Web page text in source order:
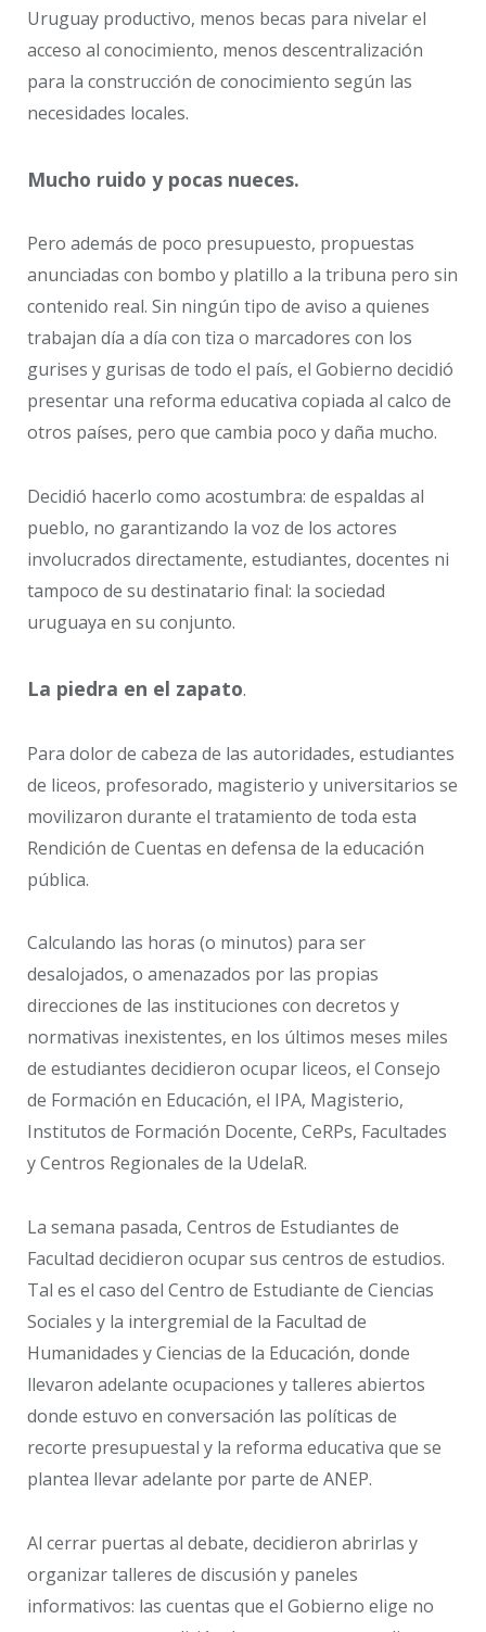
Uruguay productivo, menos becas para nivelar el
acceso al conocimiento, menos descentralización
para la construcción de conocimiento según las
necesidades locales.
Mucho ruido y pocas nueces.
Pero además de poco presupuesto, propuestas
anunciadas con bombo y platillo a la tribuna pero sin
contenido real. Sin ningún tipo de aviso a quienes
trabajan día a día con tiza o marcadores con los
gurises y gurisas de todo el país, el Gobierno decidió
presentar una reforma educativa copiada al calco de
otros países, pero que cambia poco y daña mucho.
Decidió hacerlo como acostumbra: de espaldas al
pueblo, no garantizando la voz de los actores
involucrados directamente, estudiantes, docentes ni
tampoco de su destinatario final: la sociedad
uruguaya en su conjunto.
La piedra en el zapato.
Para dolor de cabeza de las autoridades, estudiantes
de liceos, profesorado, magisterio y universitarios se
movilizaron durante el tratamiento de toda esta
Rendición de Cuentas en defensa de la educación
pública.
Calculando las horas (o minutos) para ser
desalojados, o amenazados por las propias
direcciones de las instituciones con decretos y
normativas inexistentes, en los últimos meses miles
de estudiantes decidieron ocupar liceos, el Consejo
de Formación en Educación, el IPA, Magisterio,
Institutos de Formación Docente, CeRPs, Facultades
y Centros Regionales de la UdelaR.
La semana pasada, Centros de Estudiantes de
Facultad decidieron ocupar sus centros de estudios.
Tal es el caso del Centro de Estudiante de Ciencias
Sociales y la intergremial de la Facultad de
Humanidades y Ciencias de la Educación, donde
llevaron adelante ocupaciones y talleres abiertos
donde estuvo en conversación las políticas de
recorte presupuestal y la reforma educativa que se
plantea llevar adelante por parte de ANEP.
Al cerrar puertas al debate, decidieron abrirlas y
organizar talleres de discusión y paneles
informativos: las cuentas que el Gobierno elige no